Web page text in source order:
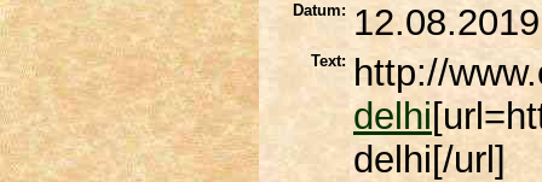
Datum: 12.08.2019
Text:
http://
delhi
delhi[/url]